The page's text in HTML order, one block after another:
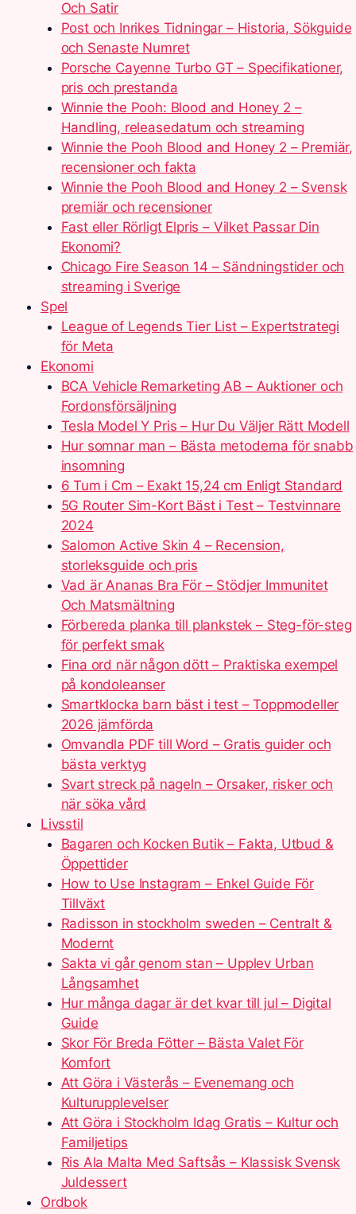
Och Satir
Post och Inrikes Tidningar – Historia, Sökguide
och Senaste Numret
Porsche Cayenne Turbo GT – Specifikationer,
pris och prestanda
Winnie the Pooh: Blood and Honey 2 –
Handling, releasedatum och streaming
Winnie the Pooh Blood and Honey 2 – Premiär,
recensioner och fakta
Winnie the Pooh Blood and Honey 2 – Svensk
premiär och recensioner
Fast eller Rörligt Elpris – Vilket Passar Din
Ekonomi?
Chicago Fire Season 14 – Sändningstider och
streaming i Sverige
Spel
League of Legends Tier List – Expertstrategi
för Meta
Ekonomi
BCA Vehicle Remarketing AB – Auktioner och
Fordonsförsäljning
Tesla Model Y Pris – Hur Du Väljer Rätt Modell
Hur somnar man – Bästa metoderna för snabb
insomning
6 Tum i Cm – Exakt 15,24 cm Enligt Standard
5G Router Sim-Kort Bäst i Test – Testvinnare
2024
Salomon Active Skin 4 – Recension,
storleksguide och pris
Vad är Ananas Bra För – Stödjer Immunitet
Och Matsmältning
Förbereda planka till plankstek – Steg-för-steg
för perfekt smak
Fina ord när någon dött – Praktiska exempel
på kondoleanser
Smartklocka barn bäst i test – Toppmodeller
2026 jämförda
Omvandla PDF till Word – Gratis guider och
bästa verktyg
Svart streck på nageln – Orsaker, risker och
när söka vård
Livsstil
Bagaren och Kocken Butik – Fakta, Utbud &
Öppettider
How to Use Instagram – Enkel Guide För
Tillväxt
Radisson in stockholm sweden – Centralt &
Modernt
Sakta vi går genom stan – Upplev Urban
Långsamhet
Hur många dagar är det kvar till jul – Digital
Guide
Skor För Breda Fötter – Bästa Valet För
Komfort
Att Göra i Västerås – Evenemang och
Kulturupplevelser
Att Göra i Stockholm Idag Gratis – Kultur och
Familjetips
Ris Ala Malta Med Saftsås – Klassisk Svensk
Juldessert
Ordbok